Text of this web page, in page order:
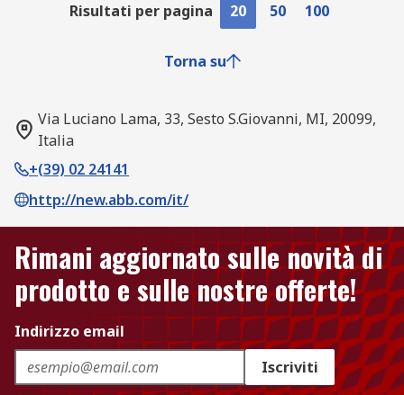
Risultati per pagina
20 50 100
Torna su
Via Luciano Lama, 33, Sesto S.Giovanni, MI, 20099,
Italia
+(39) 02 24141
http://new.abb.com/it/
Rimani aggiornato sulle novità di
prodotto e sulle nostre offerte!
Indirizzo email
Iscriviti